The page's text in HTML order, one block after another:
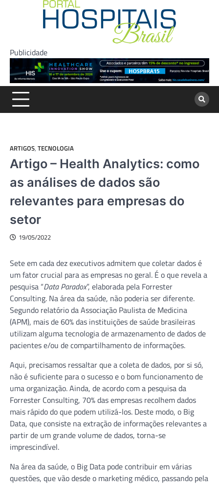
Publicidade
ARTIGOS, TECNOLOGIA
Artigo – Health Analytics: como
as análises de dados são
relevantes para empresas do
setor
19/05/2022
Sete em cada dez executivos admitem que coletar dados é
um fator crucial para as empresas no geral. É o que revela a
pesquisa “Data Paradox”, elaborada pela Forrester
Consulting. Na área da saúde, não poderia ser diferente.
Segundo relatório da Associação Paulista de Medicina
(APM), mais de 60% das instituições de saúde brasileiras
utilizam alguma tecnologia de armazenamento de dados de
pacientes e/ou de compartilhamento de informações.
Aqui, precisamos ressaltar que a coleta de dados, por si só,
não é suficiente para o sucesso e o bom funcionamento de
uma organização. Ainda, de acordo com a pesquisa da
Forrester Consulting, 70% das empresas recolhem dados
mais rápido do que podem utilizá-los. Deste modo, o Big
Data, que consiste na extração de informações relevantes a
partir de um grande volume de dados, torna-se
imprescindível.
Na área da saúde, o Big Data pode contribuir em várias
questões, que vão desde o marketing médico, passando pela